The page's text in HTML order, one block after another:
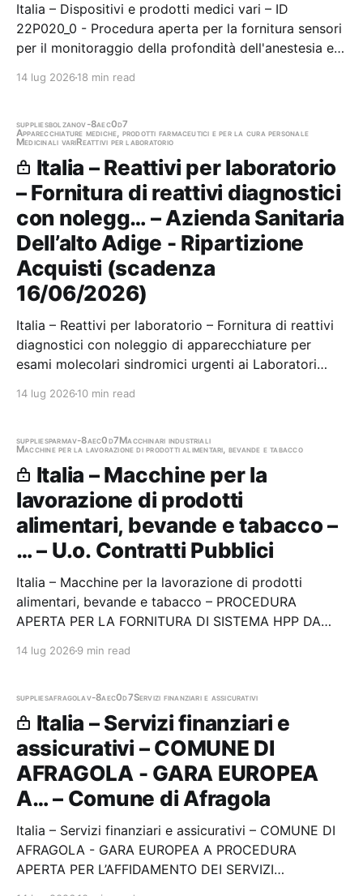
Italia – Dispositivi e prodotti medici vari – ID
22P020_0 - Procedura aperta per la fornitura sensori
per il monitoraggio della profondità dell'anestesia ed
appaltante: Azienda Ospedale-università Padova
14 lug 2026 18 min read
suppliesbolzanov-8aec0d7
Apparecchiature mediche, prodotti farmaceutici e per la cura personale
Medicinali variReattivi per laboratorio
Italia – Reattivi per laboratorio
– Fornitura di reattivi diagnostici
con nolegg… – Azienda Sanitaria
Dell’alto Adige - Ripartizione
Acquisti (scadenza
16/06/2026)
Italia – Reattivi per laboratorio – Fornitura di reattivi
diagnostici con noleggio di apparecchiature per
esami molecolari sindromici urgenti ai Laboratori
Stazione appaltante: Azienda Sanitaria Dell’alto Adige
14 lug 2026 10 min read
suppliesparmav-8aec0d7Macchinari industriali
Macchine per la lavorazione di prodotti alimentari, bevande e tabacco
Italia – Macchine per la
lavorazione di prodotti
alimentari, bevande e tabacco –
… – U.o. Contratti Pubblici
Italia – Macchine per la lavorazione di prodotti
alimentari, bevande e tabacco – PROCEDURA
APERTA PER LA FORNITURA DI SISTEMA HPP DA
DIPARTIMENTO DI SCIENZE MATEMATICHE, FISICHE
Stazione appaltante: U.o. Contratti Pubblici Gara…
14 lug 2026 9 min read
suppliesafragolav-8aec0d7Servizi finanziari e assicurativi
Italia – Servizi finanziari e
assicurativi – COMUNE DI
AFRAGOLA - GARA EUROPEA
A… – Comune di Afragola
Italia – Servizi finanziari e assicurativi – COMUNE DI
AFRAGOLA - GARA EUROPEA A PROCEDURA
APERTA PER L’AFFIDAMENTO DEI SERVIZI